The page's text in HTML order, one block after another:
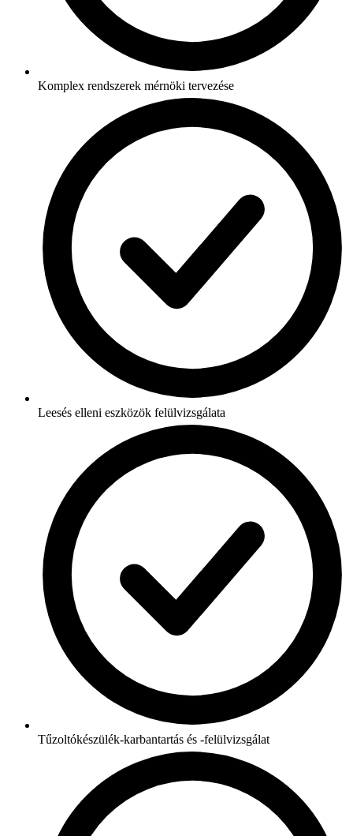
Komplex rendszerek mérnöki tervezése
Leesés elleni eszközök felülvizsgálata
Tűzoltókészülék-karbantartás és -felülvizsgálat